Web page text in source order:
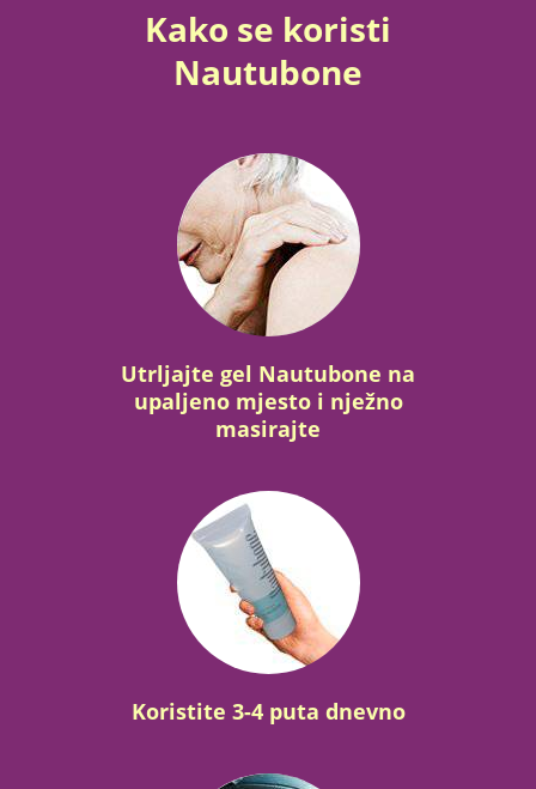
Kako se koristi
Nautubone
Utrljajte gel Nautubone na
upaljeno mjesto i nježno
masirajte
Koristite 3-4 puta dnevno